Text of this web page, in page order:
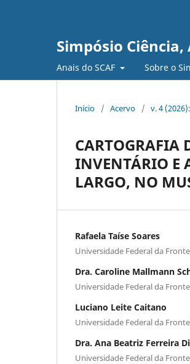
Simpósio Ciência,
Anais do SCAF Sobre o
Início / Acervo / v. 4
CARTOGRAFIA
INVENTÁRIO E
LARGO, NO
Rafaela Taíse Soares
Universidade Federal da
Dra. Caroline Mallmann
Universidade Federal da
Luciano Leite Caitano
Universidade Federal da
Dra. Ana Beatriz Ferreira
Universidade Federal da